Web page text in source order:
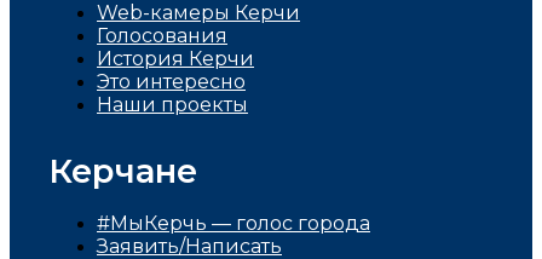
Web-камеры Керчи
Голосования
История Керчи
Это интересно
Наши проекты
Керчане
#МыКерчь — голос города
Заявить/Написать